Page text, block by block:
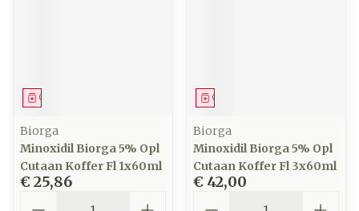
Geneesmiddel
Biorga
Minoxidil Biorga 5% Opl
Cutaan Koffer Fl 1x60ml
€ 25,86
Geneesmiddel
Biorga
Minoxidil Biorga 5% Opl
Cutaan Koffer Fl 3x60ml
€ 42,00